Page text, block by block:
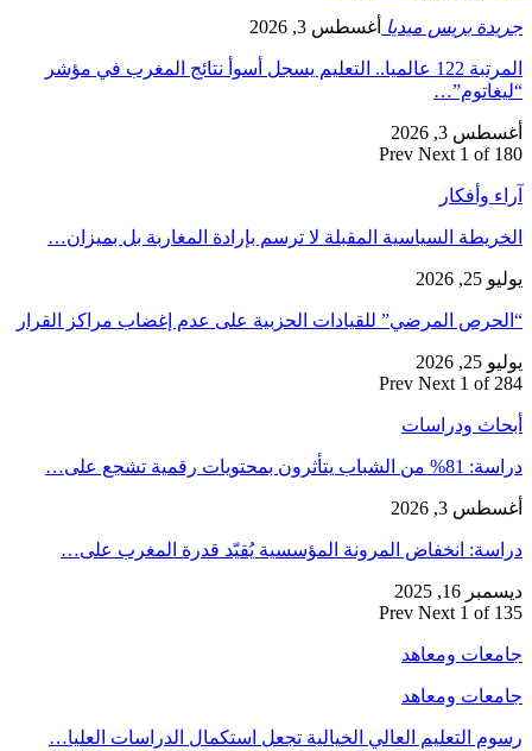
جريدة بريس ميديا أغسطس 3, 2026
المرتبة 122 عالميا.. التعليم يسجل أسوأ نتائج المغرب في مؤشر
“ليغاتوم”…
أغسطس 3, 2026
Prev Next 1 of 180
آراء وأفكار
الخريطة السياسية المقبلة لا ترسم بإرادة المغاربة بل بميزان…
يوليو 25, 2026
“الحرص المرضي” للقيادات الحزبية على عدم إغضاب مراكز القرار
يوليو 25, 2026
Prev Next 1 of 284
أبحاث ودراسات
دراسة: 81% من الشباب يتأثرون بمحتويات رقمية تشجع على…
أغسطس 3, 2026
دراسة: انخفاض المرونة المؤسسية يُقيّد قدرة المغرب على…
ديسمبر 16, 2025
Prev Next 1 of 135
جامعات ومعاهد
جامعات ومعاهد
رسوم التعليم العالي الخيالية تجعل استكمال الدراسات العليا…